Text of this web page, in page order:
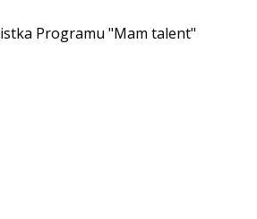
Programu "Mam talent"